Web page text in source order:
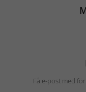
Få e-post med